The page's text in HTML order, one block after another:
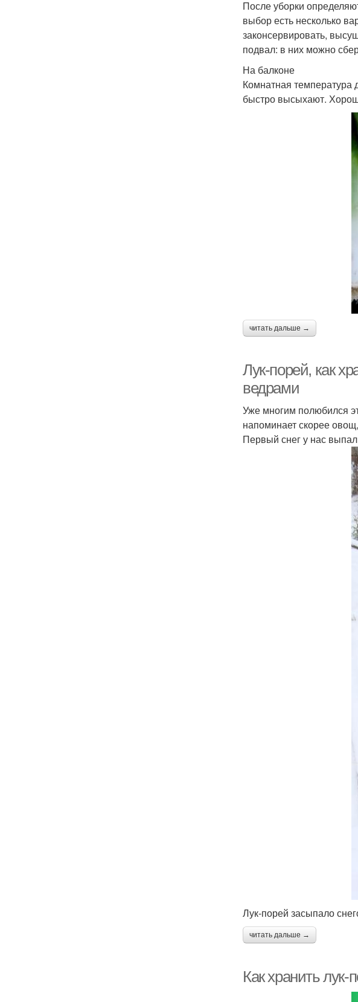
После уборки
выбор есть несколько
законсервировать,
подвал: в них можно
На балконе
Комнатная температура
быстро высыхают.
читать дальше →
Лук-порей, как
ведрами
Уже многим полюбился
напоминает скорее
Первый снег у нас
Лук-порей засыпало
читать дальше →
Как хранить лук-